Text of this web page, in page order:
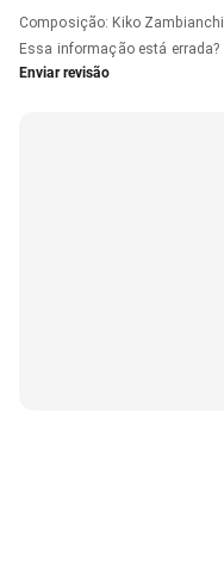
Composição: Kiko Zambianchi
Essa informação está errada?
Enviar revisão